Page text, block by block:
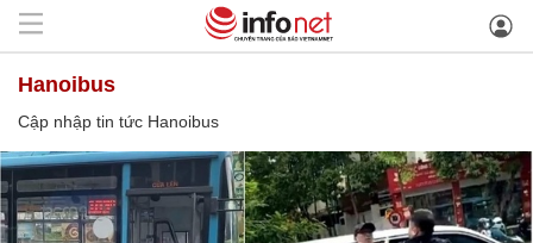
Hanoibus
Cập nhập tin tức Hanoibus